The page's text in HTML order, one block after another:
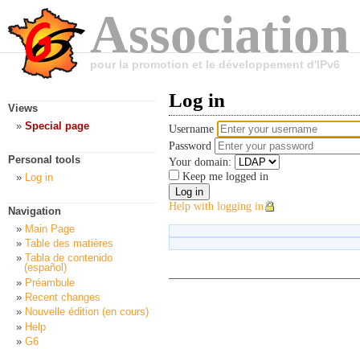
pour la promotion et le développement d'IPv6
Log in
Username
Password
Your domain:
Keep me logged in
Help with logging in
Views
Special page
Personal tools
Log in
Navigation
Main Page
Table des matières
Tabla de contenido
(español)
Préambule
Recent changes
Nouvelle édition (en cours)
Help
G6